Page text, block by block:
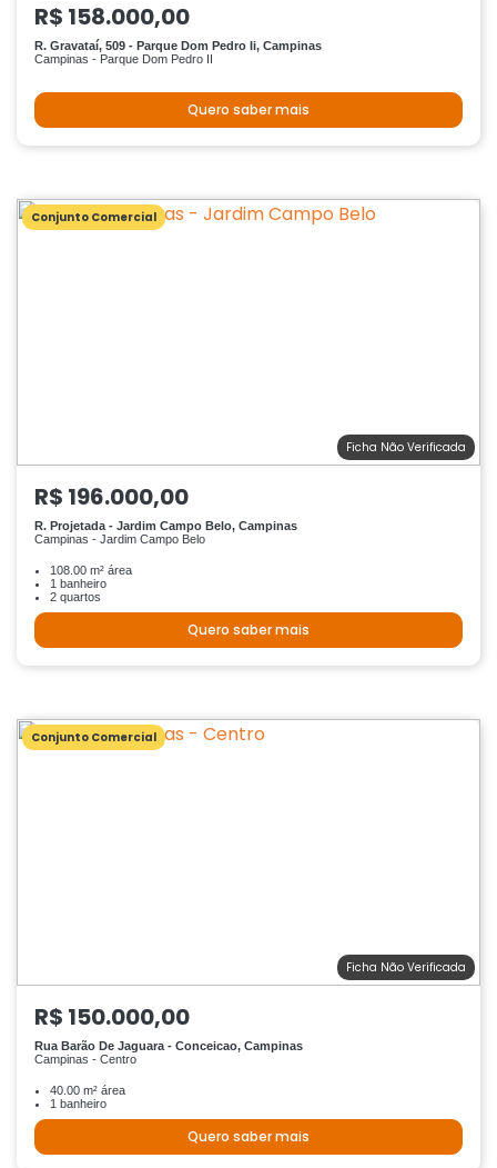
R$ 158.000,00
R. Gravataí, 509 - Parque Dom Pedro Ii, Campinas
Campinas - Parque Dom Pedro II
Quero saber mais
Conjunto Comercial
Ficha Não Verificada
R$ 196.000,00
R. Projetada - Jardim Campo Belo, Campinas
Campinas - Jardim Campo Belo
108.00 m² área
1 banheiro
2 quartos
Quero saber mais
Conjunto Comercial
Ficha Não Verificada
R$ 150.000,00
Rua Barão De Jaguara - Conceicao, Campinas
Campinas - Centro
40.00 m² área
1 banheiro
Quero saber mais